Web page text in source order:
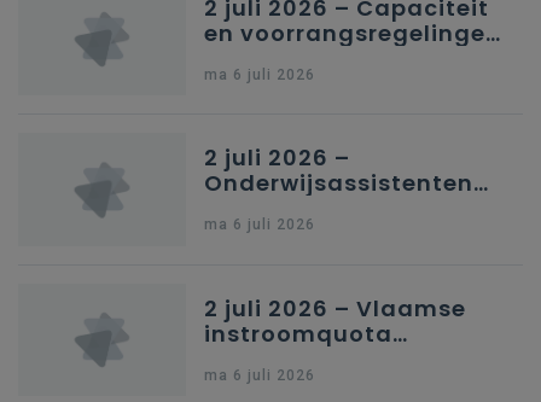
2 juli 2026 – Capaciteit
en voorrangsregelingen
secundair onderwijs in
ma 6 juli 2026
2 juli 2026 –
Onderwijsassistenten
kleuteronderwijs
ma 6 juli 2026
2 juli 2026 – Vlaamse
instroomquota
federale RIZIV-
ma 6 juli 2026